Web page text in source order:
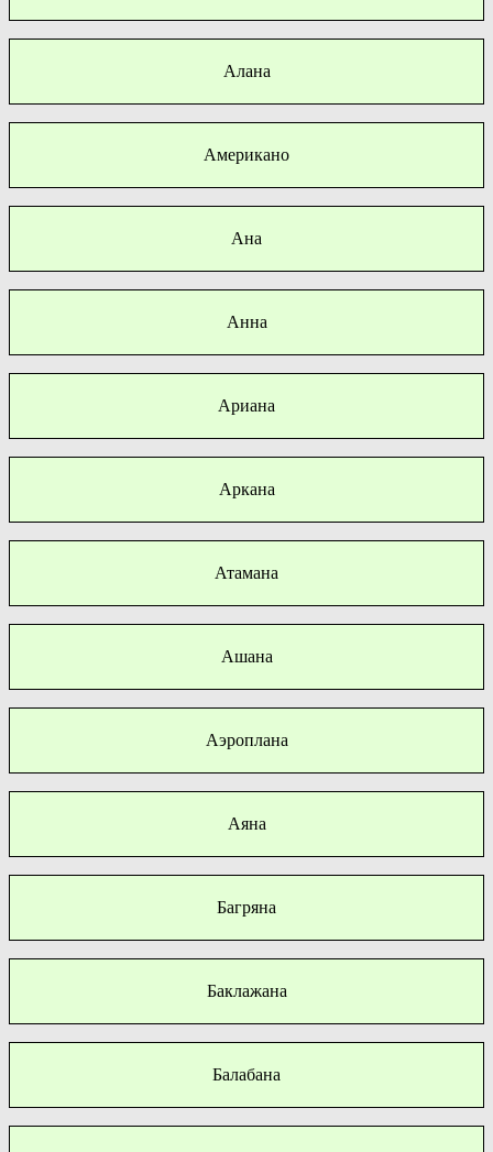
Алана
Американо
Ана
Анна
Ариана
Аркана
Атамана
Ашана
Аэроплана
Аяна
Багряна
Баклажана
Балабана